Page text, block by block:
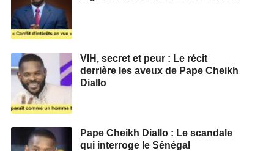
VIH, secret et peur : Le récit
derrière les aveux de Pape Cheikh
Diallo
Pape Cheikh Diallo : Le scandale
qui interroge le Sénégal